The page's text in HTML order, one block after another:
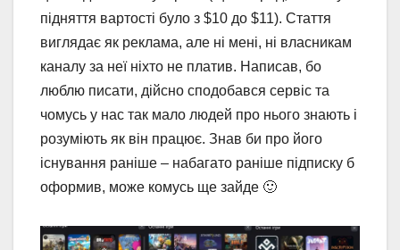
підняття вартості було з $10 до $11). Стаття
виглядає як реклама, але ні мені, ні власникам
каналу за неї ніхто не платив. Написав, бо
люблю писати, дійсно сподобався сервіс та
чомусь у нас так мало людей про нього знають і
розуміють як він працює. Знав би про його
існування раніше – набагато раніше підписку б
оформив, може комусь ще зайде 🙂